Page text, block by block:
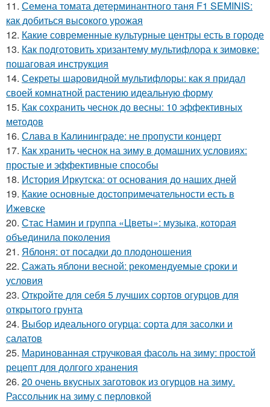
11. Семена томата детерминантного таня F1 SEMINIS:
как добиться высокого урожая
12. Какие современные культурные центры есть в городе
13. Как подготовить хризантему мультифлора к зимовке:
пошаговая инструкция
14. Секреты шаровидной мультифлоры: как я придал
своей комнатной растению идеальную форму
15. Как сохранить чеснок до весны: 10 эффективных
методов
16. Слава в Калининграде: не пропусти концерт
17. Как хранить чеснок на зиму в домашних условиях:
простые и эффективные способы
18. История Иркутска: от основания до наших дней
19. Какие основные достопримечательности есть в
Ижевске
20. Стас Намин и группа «Цветы»: музыка, которая
объединила поколения
21. Яблоня: от посадки до плодоношения
22. Сажать яблони весной: рекомендуемые сроки и
условия
23. Откройте для себя 5 лучших сортов огурцов для
открытого грунта
24. Выбор идеального огурца: сорта для засолки и
салатов
25. Маринованная стручковая фасоль на зиму: простой
рецепт для долгого хранения
26. 20 очень вкусных заготовок из огурцов на зиму.
Рассольник на зиму с перловкой